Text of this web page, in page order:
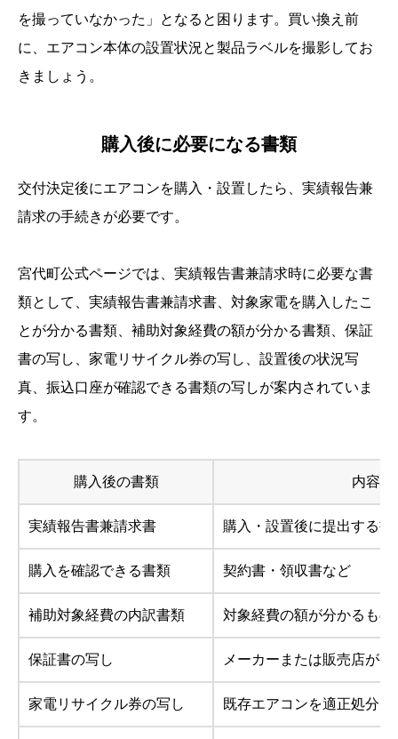
を撮っていなかった」となると困ります。買い換え前
に、エアコン本体の設置状況と製品ラベルを撮影してお
きましょう。
購入後に必要になる書類
交付決定後にエアコンを購入・設置したら、実績報告兼
請求の手続きが必要です。
宮代町公式ページでは、実績報告書兼請求時に必要な書
類として、実績報告書兼請求書、対象家電を購入したこ
とが分かる書類、補助対象経費の額が分かる書類、保証
書の写し、家電リサイクル券の写し、設置後の状況写
真、振込口座が確認できる書類の写しが案内されていま
す。
購入後の書類 内容
実績報告書兼請求書 購入・設置後に提出する書
購入を確認できる書類 契約書・領収書など
補助対象経費の内訳書類 対象経費の額が分かるもの
保証書の写し メーカーまたは販売店が
家電リサイクル券の写し 既存エアコンを適正処分し